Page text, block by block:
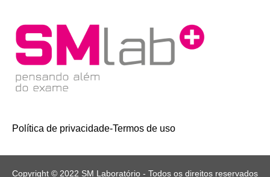
Política de privacidade-Termos de uso
Copyright © 2022 SM Laboratório - Todos os direitos reservados